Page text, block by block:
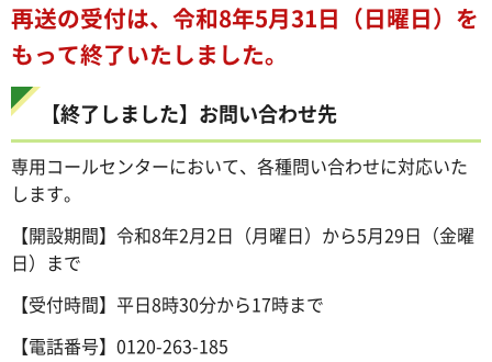
再送の受付は、令和8年5月31日（日曜日）を
もって終了いたしました。
【終了しました】お問い合わせ先
専用コールセンターにおいて、各種問い合わせに対応いた
します。
【開設期間】令和8年2月2日（月曜日）から5月29日（金曜
日）まで
【受付時間】平日8時30分から17時まで
【電話番号】0120-263-185